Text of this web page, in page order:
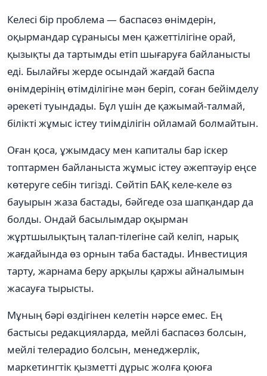
Келесі бір проблема — баспасөз өнімдерін,
оқырмандар сұранысы мен қажеттілігіне орай,
қызықты да тартымды етіп шығаруға байланысты
еді. Былайғы жерде осындай жағдай баспа
өнімдерінің өтімділігіне мән беріп, соған бейімделу
әрекеті туындады. Бұл үшін де қажымай-талмай,
білікті жұмыс істеу тиімділігін ойламай болмайтын.
Оған қоса, ұжымдасу мен капиталы бар іскер
топтармен байланыста жұмыс істеу әжептәуір еңсе
көтеруге себін тигізді. Сөйтіп БАҚ келе-келе өз
бауырын жаза бастады, бәйгеде оза шапқандар да
болды. Ондай басылымдар оқырман
жұртшылықтың талап-тілегіне сай келіп, нарық
жағдайында өз орнын таба бастады. Инвестиция
тарту, жарнама беру арқылы қаржы айналымын
жасауға тырысты.
Мұның бәрі өздігінен келетін нәрсе емес. Ең
бастысы редакцияларда, мейлі баспасөз болсын,
мейлі телерадио болсын, менеджерлік,
маркетингтік қызметті дұрыс жолға қоюға